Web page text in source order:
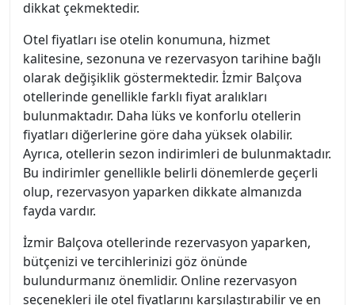
dikkat çekmektedir.
Otel fiyatları ise otelin konumuna, hizmet
kalitesine, sezonuna ve rezervasyon tarihine bağlı
olarak değişiklik göstermektedir. İzmir Balçova
otellerinde genellikle farklı fiyat aralıkları
bulunmaktadır. Daha lüks ve konforlu otellerin
fiyatları diğerlerine göre daha yüksek olabilir.
Ayrıca, otellerin sezon indirimleri de bulunmaktadır.
Bu indirimler genellikle belirli dönemlerde geçerli
olup, rezervasyon yaparken dikkate almanızda
fayda vardır.
İzmir Balçova otellerinde rezervasyon yaparken,
bütçenizi ve tercihlerinizi göz önünde
bulundurmanız önemlidir. Online rezervasyon
seçenekleri ile otel fiyatlarını karşılaştırabilir ve en